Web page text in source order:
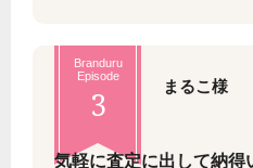
Branduru
Episode
3 まるこ様
気軽に査定に出して納得